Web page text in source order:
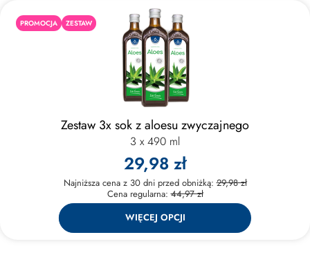
PROMOCJA ZESTAW
Zestaw 3x sok z aloesu zwyczajnego
3 x 490 ml
29,98 zł
Najniższa cena z 30 dni przed obniżką:29,98 zł
Cena regularna:44,97 zł
WIĘCEJ OPCJI